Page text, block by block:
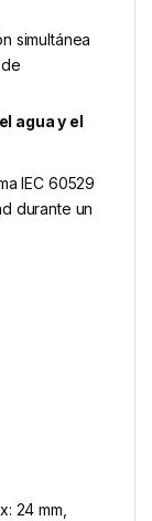
simultánea
agua y el
IEC 60529
durante un
24 mm,